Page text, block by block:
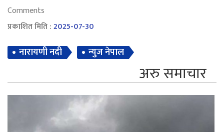
Comments
प्रकाशित मिति :2025-07-30
नारायणी नदी न्युज नेपाल
अरु समाचार